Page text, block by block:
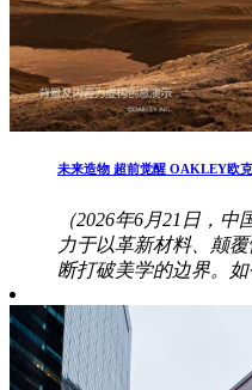
未来造物 超前觉醒 OAKLEY欧
（2026年6月21日，
力于以革新材料、颠
断打破美学的边界。如